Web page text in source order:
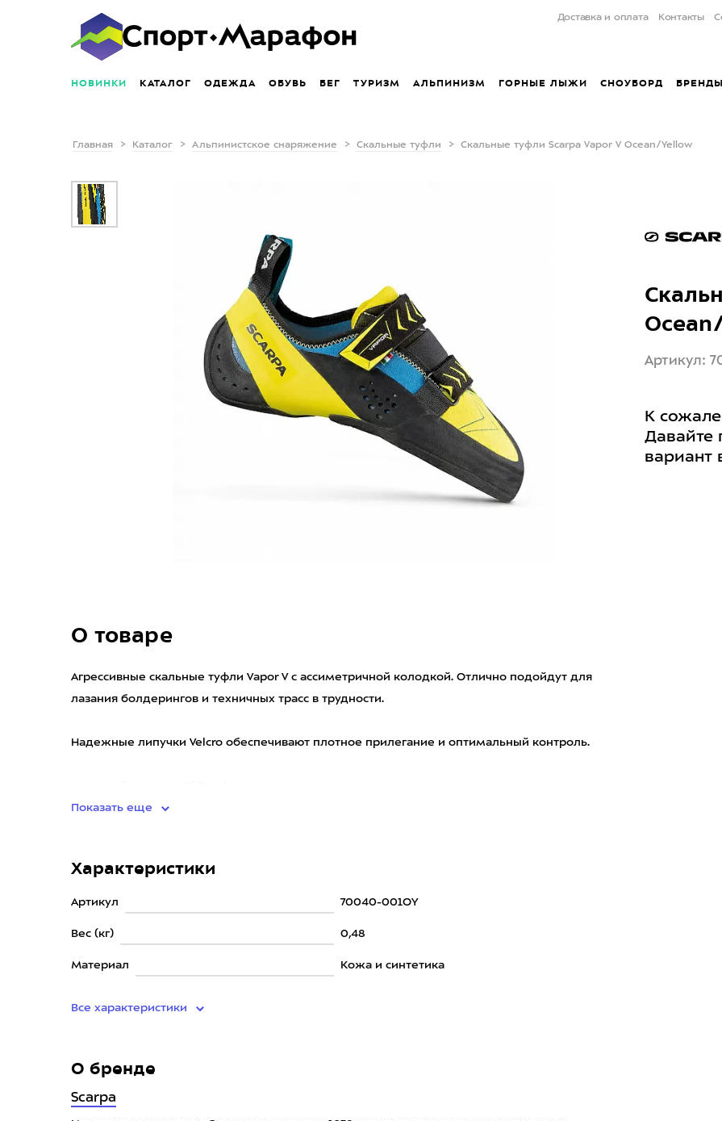
Доставка и оплата Контакты
НОВИНКИ КАТАЛОГ ОДЕЖДА ОБУВЬ БЕГ ТУРИЗМ АЛЬПИНИЗМ ГОРНЫЕ ЛЫЖИ СНОУБОРД БРЕНДЫ
Главная Каталог Альпинистское снаряжение Скальные туфли Скальные туфли Scarpa Vapor V Ocean/Yellow
О товаре
Агрессивные скальные туфли Vapor V с ассиметричной колодкой. Отлично подойдут для
лазания болдерингов и техничных трасс в трудности.
Надежные липучки Velcro обеспечивают плотное прилегание и оптимальный контроль.
Показать еще
Характеристики
Артикул 70040-001OY
Вес (кг) 0,48
Материал Кожа и синтетика
Все характеристики
О бренде
Scarpa
Артикул:
К
Давайте
вариант